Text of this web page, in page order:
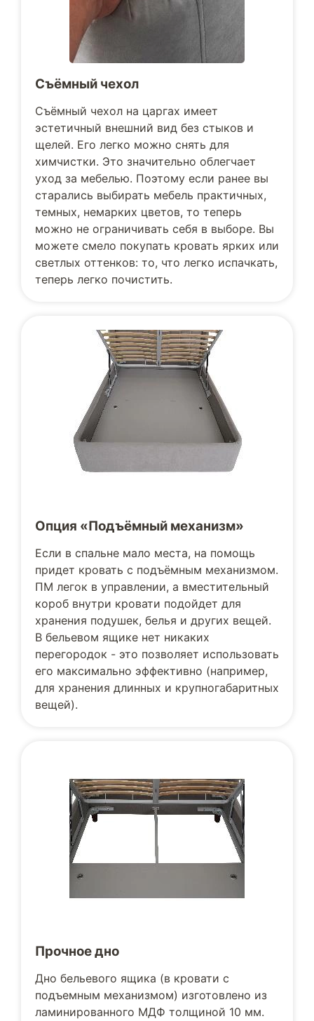
Съёмный чехол
Съёмный чехол на царгах имеет
эстетичный внешний вид без стыков и
щелей. Его легко можно снять для
химчистки. Это значительно облегчает
уход за мебелью. Поэтому если ранее вы
старались выбирать мебель практичных,
темных, немарких цветов, то теперь
можно не ограничивать себя в выборе. Вы
можете смело покупать кровать ярких или
светлых оттенков: то, что легко испачкать,
теперь легко почистить.
Опция «Подъёмный механизм»
Если в спальне мало места, на помощь
придет кровать с подъёмным механизмом.
ПМ легок в управлении, а вместительный
короб внутри кровати подойдет для
хранения подушек, белья и других вещей.
В бельевом ящике нет никаких
перегородок - это позволяет использовать
его максимально эффективно (например,
для хранения длинных и крупногабаритных
вещей).
Прочное дно
Дно бельевого ящика (в кровати с
подъемным механизмом) изготовлено из
ламинированного МДФ толщиной 10 мм.